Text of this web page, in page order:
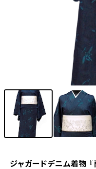
ジャガードデニム着物 『